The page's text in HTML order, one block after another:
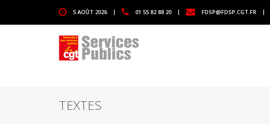
5 AOÛT 2026 | 01 55 82 88 20 | FDSP@FDSP.CGT.FR |
TEXTES